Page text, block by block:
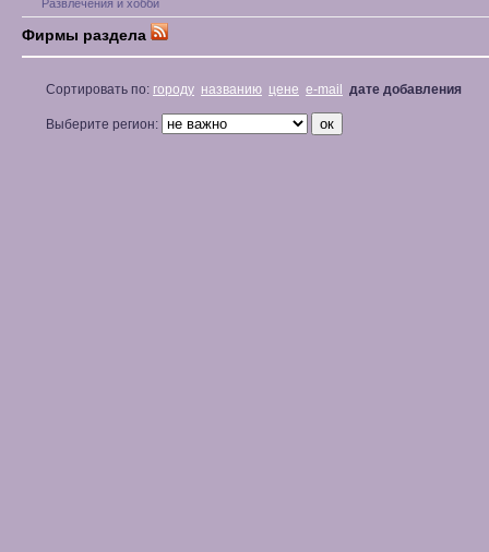
Развлечения и хобби
Фирмы раздела
Сортировать по: городу названию цене e-mail дате добавления
Выберите регион: